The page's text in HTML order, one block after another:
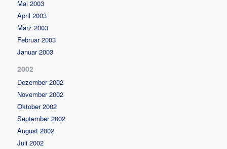
Mai 2003
April 2003
März 2003
Februar 2003
Januar 2003
2002
Dezember 2002
November 2002
Oktober 2002
September 2002
August 2002
Juli 2002